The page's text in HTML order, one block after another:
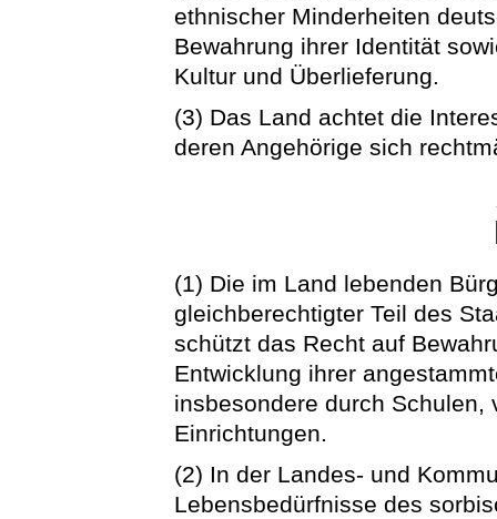
ethnischer Minderheiten
Bewahrung ihrer Identität
Kultur und Überlieferung.
(3) Das Land achtet die
deren Angehörige sich
(1) Die im Land lebenden
gleichberechtigter Teil des
schützt das Recht auf
Entwicklung ihrer
insbesondere durch
Einrichtungen.
(2) In der Landes- und
Lebensbedürfnisse des